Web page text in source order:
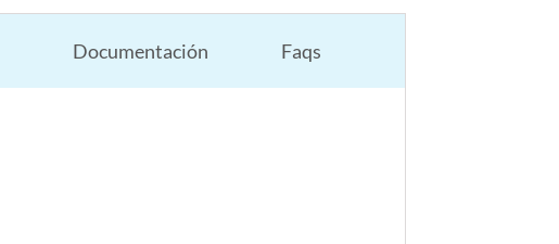
Documentación Faqs